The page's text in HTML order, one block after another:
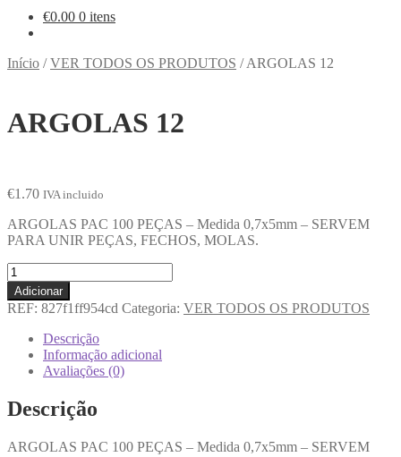
€0.00 0 itens
Início /VER TODOS OS PRODUTOS /ARGOLAS 12
ARGOLAS 12
€1.70 IVA incluido
ARGOLAS PAC 100 PEÇAS – Medida 0,7x5mm – SERVEM
PARA UNIR PEÇAS, FECHOS, MOLAS.
Adicionar
REF: 827f1ff954cd Categoria: VER TODOS OS PRODUTOS
Descrição
Informação adicional
Avaliações (0)
Descrição
ARGOLAS PAC 100 PEÇAS – Medida 0,7x5mm – SERVEM